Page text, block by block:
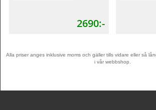
2690:-
Alla priser anges inklusive moms och gäller tills vidare eller så
i vår webbshop.